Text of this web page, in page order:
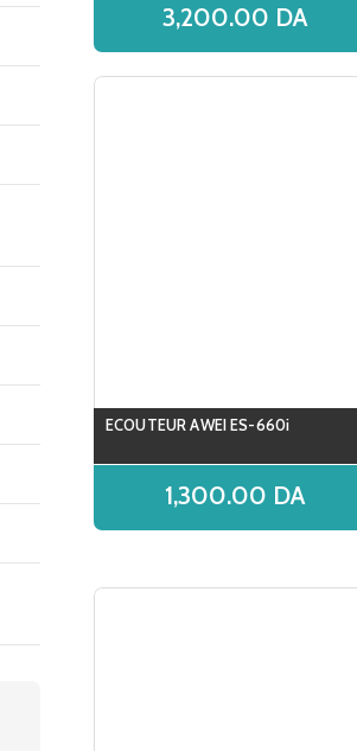
3,200.00 DA
ECOUTEUR AWEI ES-660i
1,300.00 DA